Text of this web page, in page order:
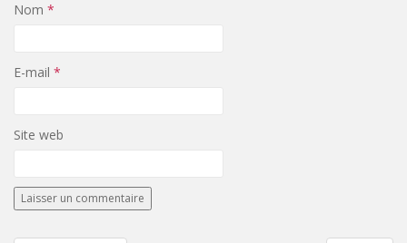
Nom *
E-mail *
Site web